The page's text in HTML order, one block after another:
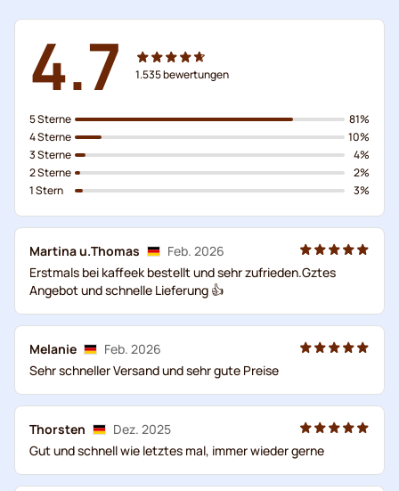
4.7 1.535bewertungen
5 Sterne
4 Sterne
3 Sterne
2 Sterne
1 Stern
81%
10%
4%
2%
3%
Martina u.Thomas
Feb. 2026
Erstmals bei kaffeek bestellt und sehr zufrieden.Gztes
Angebot und schnelle Lieferung 👍
Melanie
Feb. 2026
Sehr schneller Versand und sehr gute Preise
Thorsten
Dez. 2025
Gut und schnell wie letztes mal, immer wieder gerne